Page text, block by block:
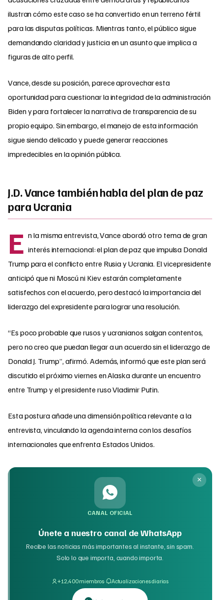
ilustran cómo este caso se ha convertido en un terreno fértil
para las disputas políticas. Mientras tanto, el público sigue
demandando claridad y justicia en un asunto que implica a
figuras de alto perfil.
Vance, desde su posición, parece aprovechar esta
oportunidad para cuestionar la integridad de la administración
Biden y para fortalecer la narrativa de transparencia de su
propio equipo. Sin embargo, el manejo de esta información
sigue siendo delicado y puede generar reacciones
impredecibles en la opinión pública.
J.D. Vance también habla del plan de paz
para Ucrania
E n la misma entrevista, Vance abordó otro tema de gran
interés internacional: el plan de paz que impulsa Donald
Trump para el conflicto entre Rusia y Ucrania. El vicepresidente
anticipó que ni Moscú ni Kiev estarán completamente
satisfechos con el acuerdo, pero destacó la importancia del
liderazgo del expresidente para lograr una resolución.
“Es poco probable que rusos y ucranianos salgan contentos,
pero no creo que puedan llegar a un acuerdo sin el liderazgo de
Donald J. Trump”, afirmó. Además, informó que este plan será
discutido el próximo viernes en Alaska durante un encuentro
entre Trump y el presidente ruso Vladimir Putin.
Esta postura añade una dimensión política relevante a la
entrevista, vinculando la agenda interna con los desafíos
internacionales que enfrenta Estados Unidos.
CANAL OFICIAL
Únete a nuestro canal de WhatsApp
Recibe las noticias más importantes al instante, sin spam.
Solo lo que importa, cuando importa.
+12,400 miembros· Actualizaciones diarias